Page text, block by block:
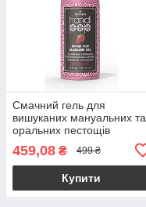
Смачний гель для
вишуканих мануальних та
оральних пестощів
Strawberry (59 мл)
459,08 ₴ 499 ₴
Купити